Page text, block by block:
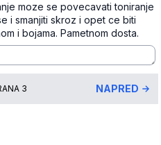
moze se povecavati toniranje
i smanjiti skroz i opet ce biti
i bojama. Pametnom dosta.
3 NAPRED